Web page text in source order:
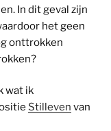
In dit geval zijn
het geen
onttrokken
wat ik
Stilleven van